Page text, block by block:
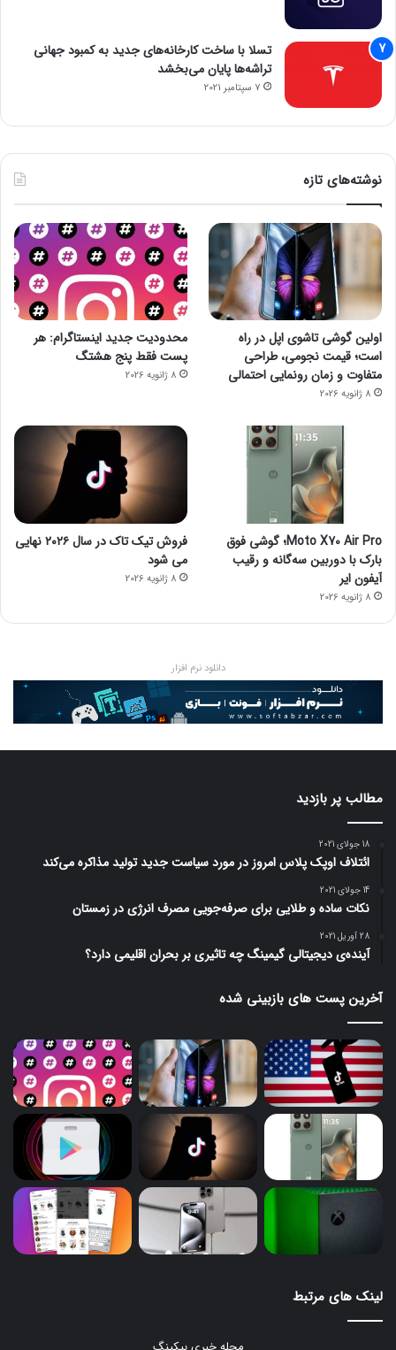
تسلا با ساخت کارخانه‌های جدید به کمبود جهانی
تراشه‌ها پایان می‌بخشد
7 سپتامبر 2021
نوشته‌های تازه
اولین گوشی تاشوی اپل در راه
است؛ قیمت نجومی، طراحی
متفاوت و زمان رونمایی احتمالی
8 ژانویه 2026
محدودیت جدید اینستاگرام: هر
پست فقط پنج هشتگ
8 ژانویه 2026
Moto X70 Air Pro؛ گوشی فوق
بارک با دوربین سه‌گانه و رقیب
آیفون ایر
8 ژانویه 2026
فروش تیک تاک در سال ۲۰۲۶ نهایی
می شود
8 ژانویه 2026
دانلود نرم افزار
مطالب پر بازدید
18 جولای 2021
ائتلاف اوپک پلاس امروز در مورد سیاست جدید تولید مذاکره می‌کند
14 جولای 2021
نکات ساده و طلایی برای صرفه‌جویی مصرف انرژی در زمستان
28 آوریل 2021
آینده‌ی دیجیتالی گیمینگ چه تاثیری بر بحران اقلیمی دارد؟
آخرین پست های بازبینی شده
لینک های مرتبط